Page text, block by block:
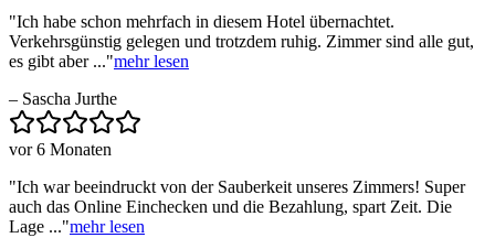
"Ich habe schon mehrfach in diesem Hotel übernachtet.
Verkehrsgünstig gelegen und trotzdem ruhig. Zimmer sind alle gut,
es gibt aber ..."mehr lesen
– Sascha Jurthe
vor 6 Monaten
"Ich war beeindruckt von der Sauberkeit unseres Zimmers! Super
auch das Online Einchecken und die Bezahlung, spart Zeit. Die
Lage ..."mehr lesen